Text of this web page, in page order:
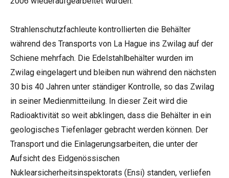
Strahlenschutzfachleute kontrollierten die Behälter
während des Transports von La Hague ins Zwilag auf der
Schiene mehrfach. Die Edelstahlbehälter wurden im
Zwilag eingelagert und bleiben nun während den nächsten
30 bis 40 Jahren unter ständiger Kontrolle, so das Zwilag
in seiner Medienmitteilung. In dieser Zeit wird die
Radioaktivität so weit abklingen, dass die Behälter in ein
geologisches Tiefenlager gebracht werden können. Der
Transport und die Einlagerungsarbeiten, die unter der
Aufsicht des Eidgenössischen
Nuklearsicherheitsinspektorats (Ensi) standen, verliefen